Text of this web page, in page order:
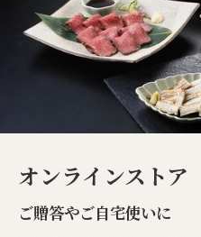
オンラインストア
ご贈答やご自宅使いに